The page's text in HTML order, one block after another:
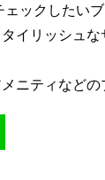
ックしたいブ
イリッシュ
ニティなどの